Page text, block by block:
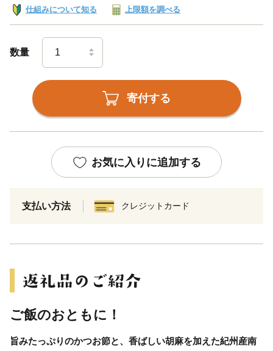
仕組みについて知る 上限額を調べる
数量
寄付する
お気に入りに追加する
支払い方法 クレジットカード
ご飯のおともに！
旨みたっぷりのかつお節と、香ばしい胡麻を加えた紀州産南